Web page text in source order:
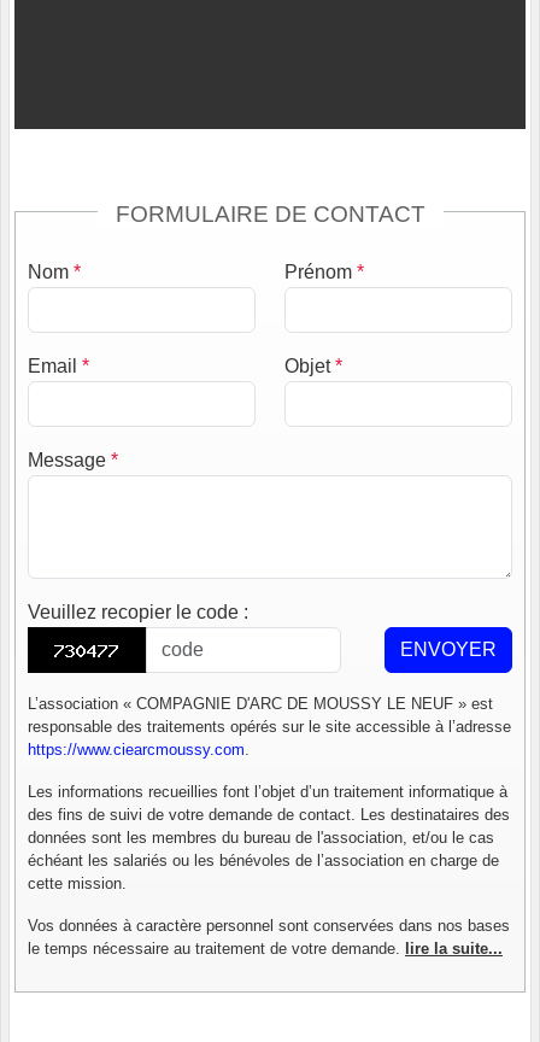
FORMULAIRE DE CONTACT
Nom * Prénom *
Email * Objet*
Message *
Veuillez recopier le code :
ENVOYER
L’association « COMPAGNIE D'ARC DE MOUSSY LE NEUF » est
responsable des traitements opérés sur le site accessible à l’adresse
https://www.ciearcmoussy.com.
Les informations recueillies font l’objet d’un traitement informatique à
des fins de suivi de votre demande de contact. Les destinataires des
données sont les membres du bureau de l'association, et/ou le cas
échéant les salariés ou les bénévoles de l’association en charge de
cette mission.
Vos données à caractère personnel sont conservées dans nos bases
le temps nécessaire au traitement de votre demande.
lire la suite...